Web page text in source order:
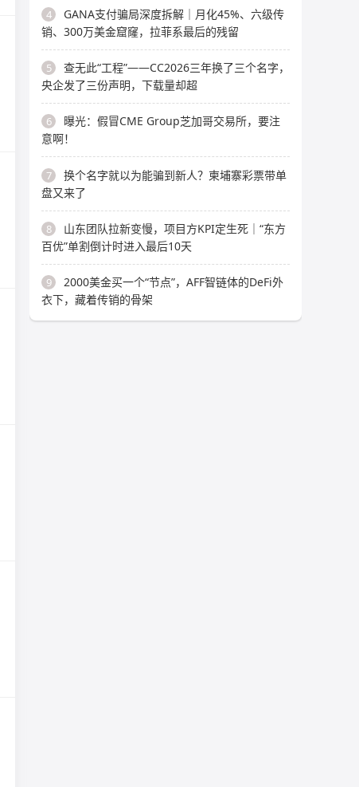
4
GANA支付骗局深度拆解｜月化45%、六级传
销、300万美金窟窿，拉菲系最后的残留
5
查无此“工程”——CC2026三年换了三个名字，
央企发了三份声明，下载量却超
6
曝光：假冒CME Group芝加哥交易所，要注
意啊！
7
换个名字就以为能骗到新人？柬埔寨彩票带单
盘又来了
8
山东团队拉新变慢，项目方KPI定生死｜“东方
百优”单割倒计时进入最后10天
9
2000美金买一个“节点”，AFF智链体的DeFi外
衣下，藏着传销的骨架